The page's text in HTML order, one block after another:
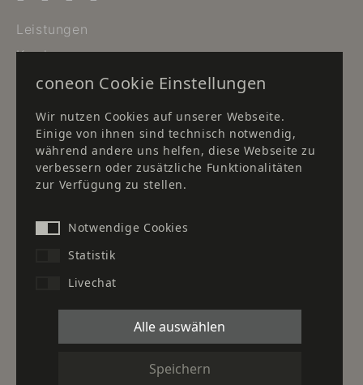
Leistungen
Karriere
Newsletter
Standort Düsseldorf
Standort Frankfurt
Kontakt
Wasserspenderlösungen:
Ausbau und Einrichtung von Krankenhäusern und
coneon Cookie Einstellungen
Wir nutzen Cookies auf unserer Webseite.
Einige von ihnen sind technisch notwendig,
während andere uns helfen, diese Webseite zu
verbessern oder zusätzliche Funktionalitäten
zur Verfügung zu stellen.
Notwendige Cookies
Statistik
Livechat
Alle auswählen
Speichern